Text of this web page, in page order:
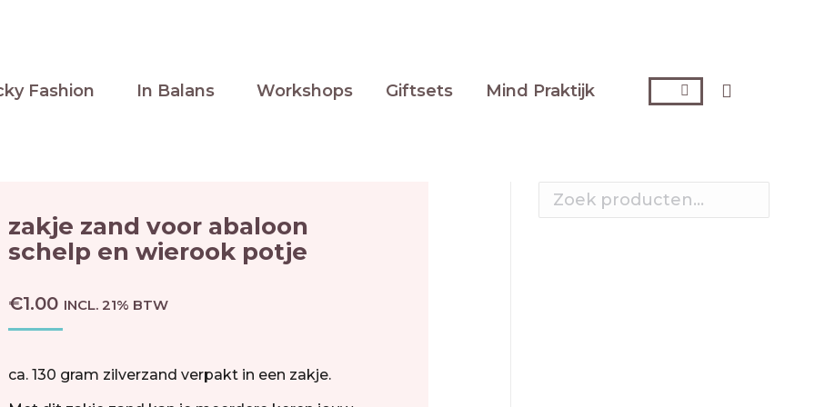
Fashion In Balans Workshops Giftsets Mind Praktijk
zakje zand voor abaloon
schelp en wierook potje
€1.00 INCL. 21% BTW
ca. 130 gram zilverzand verpakt in een zakje.